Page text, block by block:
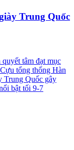
Trung Quốc
tâm đạt mục
tổng thống Hàn
Trung Quốc gây
bật tối 9-7